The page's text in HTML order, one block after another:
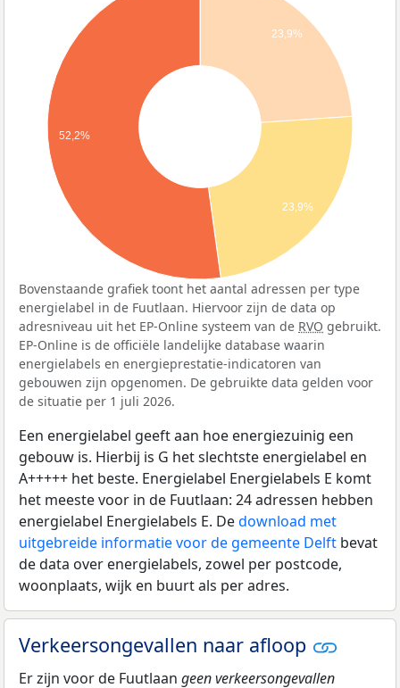
23,9%
23,9%
52,2%
Bovenstaande grafiek toont het aantal adressen per type
energielabel in de Fuutlaan. Hiervoor zijn de data op
adresniveau uit het EP-Online systeem van de RVO gebruikt.
EP-Online is de officiële landelijke database waarin
energielabels en energieprestatie-indicatoren van
gebouwen zijn opgenomen. De gebruikte data gelden voor
de situatie per 1 juli 2026.
Een energielabel geeft aan hoe energiezuinig een
gebouw is. Hierbij is G het slechtste energielabel en
A+++++ het beste. Energielabel Energielabels E komt
het meeste voor in de Fuutlaan: 24 adressen hebben
energielabel Energielabels E. Dedownload met
uitgebreide informatie voor de gemeente Delft bevat
de data over energielabels, zowel per postcode,
woonplaats, wijk en buurt als per adres.
Verkeersongevallen naar afloop
Er zijn voor de Fuutlaan geen verkeersongevallen